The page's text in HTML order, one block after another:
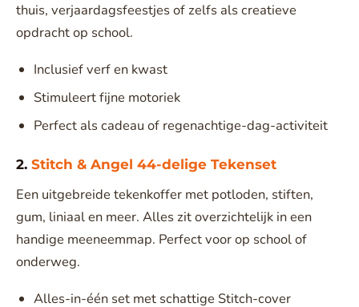
thuis, verjaardagsfeestjes of zelfs als creatieve
opdracht op school.
Inclusief verf en kwast
Stimuleert fijne motoriek
Perfect als cadeau of regenachtige-dag-activiteit
2. Stitch & Angel 44-delige Tekenset
Een uitgebreide tekenkoffer met potloden, stiften,
gum, liniaal en meer. Alles zit overzichtelijk in een
handige meeneemmap. Perfect voor op school of
onderweg.
Alles-in-één set met schattige Stitch-cover